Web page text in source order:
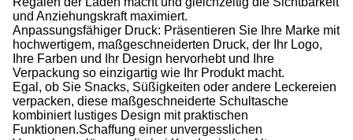
und Anziehungskraft maximiert.
Anpassungsfähiger Druck: Präsentieren Sie Ihre Marke mit
hochwertigem, maßgeschneiderten Druck, der Ihr Logo,
Ihre Farben und Ihr Design hervorhebt und Ihre
Verpackung so einzigartig wie Ihr Produkt macht.
Egal, ob Sie Snacks, Süßigkeiten oder andere Leckereien
verpacken, diese maßgeschneiderte Schultasche
kombiniert lustiges Design mit praktischen
Funktionen.Schaffung einer unvergesslichen